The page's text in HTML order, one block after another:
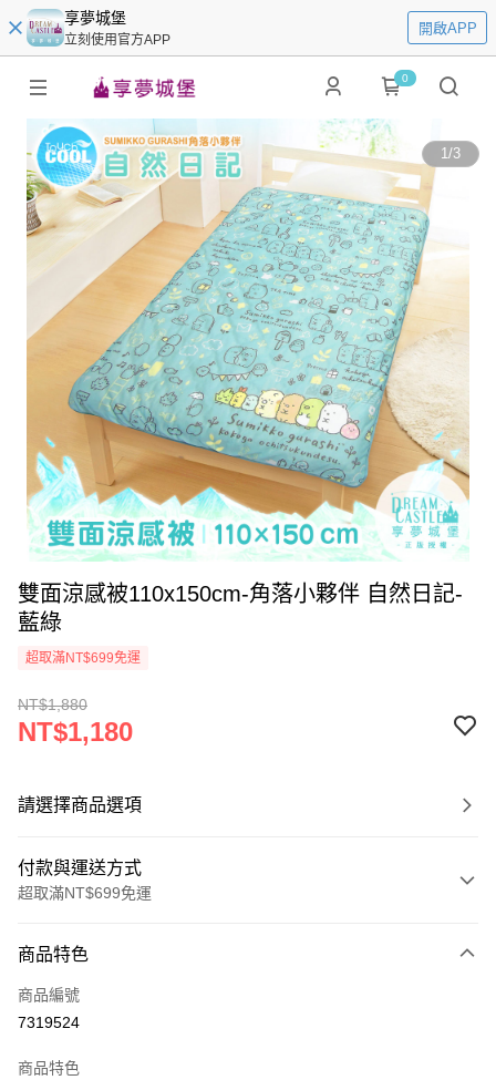
享夢城堡
立刻使用官方APP
開啟APP
0
1/3
雙面涼感被110x150cm-角落小夥伴 自然日記-
藍綠
超取滿NT$699免運
NT$1,880
NT$1,180
請選擇商品選項
付款與運送方式
超取滿NT$699免運
信用卡一次付款
超商取貨付款
商品特色
商品編號
7319524
商品特色